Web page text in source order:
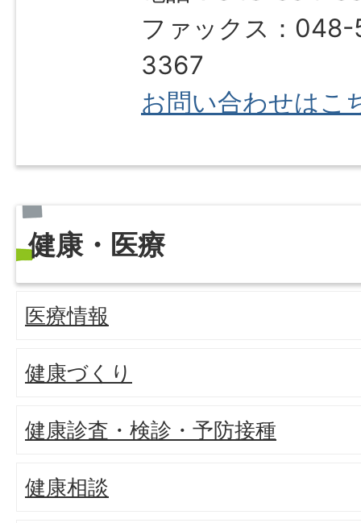
ファックス：
3367
お問い合わせはこ
健康・医療
医療情報
健康づくり
健康診査・検診・予防接種
健康相談